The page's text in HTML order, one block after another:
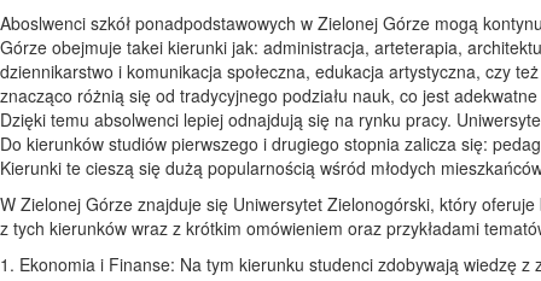
Aboslwenci szkół ponadpodstawowych w Zielonej Górze mogą
Górze obejmuje takei kierunki jak: administracja, arteterapia,
dziennikarstwo i komunikacja społeczna, edukacja artystyczna, czy
znacząco różnią się od tradycyjnego podziału nauk, co jest
Dzięki temu absolwenci lepiej odnajdują się na rynku pracy.
Do kierunków studiów pierwszego i drugiego stopnia zalicza się:
Kierunki te cieszą się dużą popularnością wśród młodych
W Zielonej Górze znajduje się Uniwersytet Zielonogórski, który
z tych kierunków wraz z krótkim omówieniem oraz przykładami
1. Ekonomia i Finanse: Na tym kierunku studenci zdobywają wiedzę